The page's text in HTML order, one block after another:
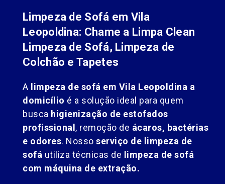
Limpeza de Sofá em Vila
Leopoldina: Chame a Limpa Clean
Limpeza de Sofá, Limpeza de
Colchão e Tapetes
A limpeza de sofá em Vila Leopoldina a
domicílio é a solução ideal para quem
busca higienização de estofados
profissional, remoção de ácaros, bactérias
e odores. Nosso serviço de limpeza de
sofá utiliza técnicas de limpeza de sofá
com máquina de extração.